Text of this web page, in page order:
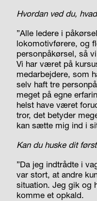
Hvordan ved du,
”Alle ledere i
lokomotivførere, og
personpåkørsel, så
Vi har været på
medarbejdere, som
selv haft tre
meget på egne
helst have været
tror, det betyder
kan sætte mig ind i
Kan du huske dit
”Da jeg indtrådte i
var stort, at andre
situation. Jeg gik og
komme et opkald.